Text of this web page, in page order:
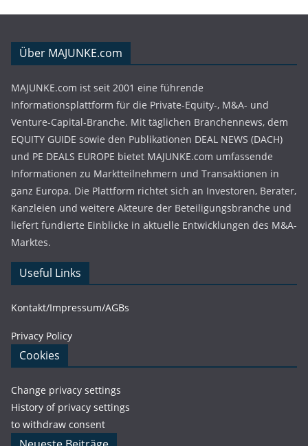
Über MAJUNKE.com
MAJUNKE.com ist seit 2001 eine führende
Informationsplattform für die Private-Equity-, M&A- und
Venture-Capital-Branche. Mit täglichen Branchennews, dem
EQUITY GUIDE sowie den Publikationen DEAL NEWS (DACH)
und PE DEALS EUROPE bietet MAJUNKE.com umfassende
Informationen zu Marktteilnehmern und Transaktionen in
ganz Europa. Die Plattform richtet sich an Investoren, Berater,
Kanzleien und weitere Akteure der Beteiligungsbranche und
liefert fundierte Einblicke in aktuelle Entwicklungen des M&A-
Marktes.
Useful Links
Kontakt/Impressum/AGBs
Privacy Policy
Cookies
Change privacy settings
History of privacy settings
to withdraw consent